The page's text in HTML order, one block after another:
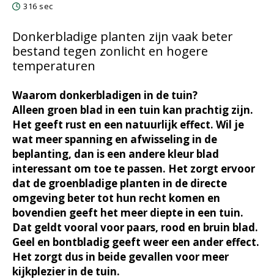
316 sec
Donkerbladige planten zijn vaak beter
bestand tegen zonlicht en hogere
temperaturen
Waarom donkerbladigen in de tuin?
Alleen groen blad in een tuin kan prachtig zijn.
Het geeft rust en een natuurlijk effect. Wil je
wat meer spanning en afwisseling in de
beplanting, dan is een andere kleur blad
interessant om toe te passen. Het zorgt ervoor
dat de groenbladige planten in de directe
omgeving beter tot hun recht komen en
bovendien geeft het meer diepte in een tuin.
Dat geldt vooral voor paars, rood en bruin blad.
Geel en bontbladig geeft weer een ander effect.
Het zorgt dus in beide gevallen voor meer
kijkplezier in de tuin.